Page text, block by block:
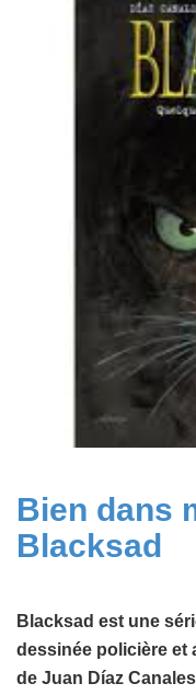
Bien dans
Blacksad
Blacksad est une
dessinée policière et
de Juan Díaz